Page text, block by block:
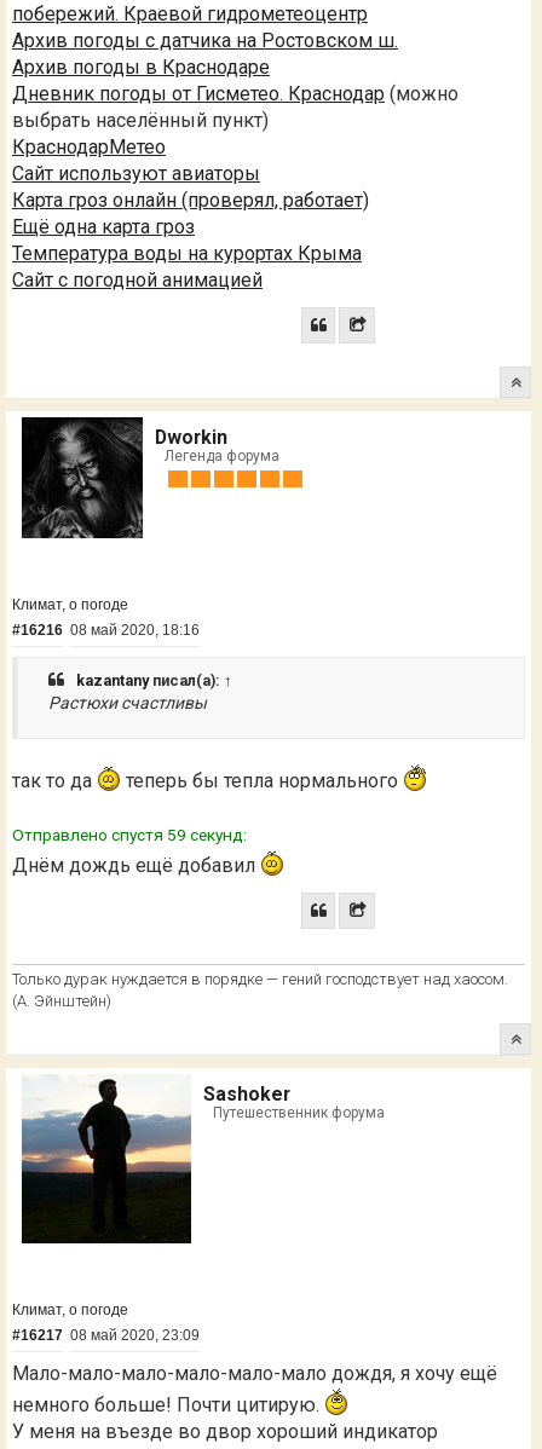
побережий. Краевой гидрометеоцентр
Архив погоды с датчика на Ростовском ш.
Архив погоды в Краснодаре
Дневник погоды от Гисметео. Краснодар (можно
выбрать населённый пункт)
КраснодарМетео
Сайт используют авиаторы
Карта гроз онлайн (проверял, работает)
Ещё одна карта гроз
Температура воды на курортах Крыма
Сайт с погодной анимацией
Dworkin
Легенда форума
Климат, о погоде
#16216 08 май 2020, 18:16
kazantanyписал(а): ↑
Растюхи счастливы
так то да теперь бы тепла нормального
Отправлено спустя 59 секунд:
Днём дождь ещё добавил
Только дурак нуждается в порядке — гений господствует над хаосом.
(А. Эйнштейн)
Sashoker
Путешественник форума
Климат, о погоде
#16217 08 май 2020, 23:09
Мало-мало-мало-мало-мало-мало дождя, я хочу ещё
немного больше! Почти цитирую.
У меня на въезде во двор хороший индикатор